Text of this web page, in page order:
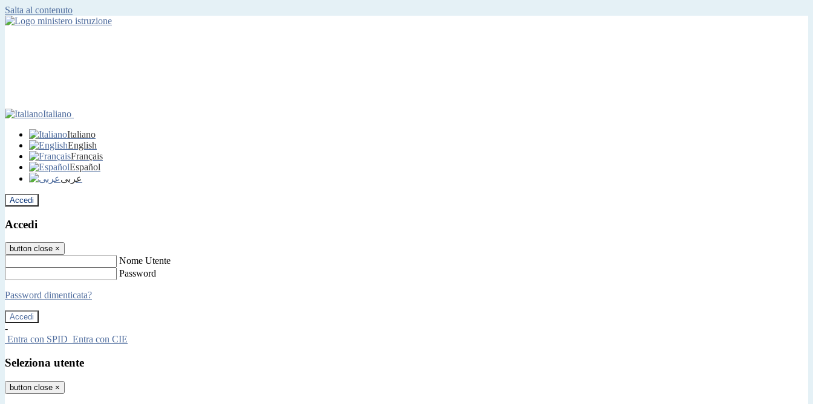
Salta al contenuto
Italiano
Italiano
English
Français
Español
عربى
Accedi
Accedi
button close ×
Nome Utente
Password
Password dimenticata?
-
Entra con SPID Entra con CIE
Seleziona utente
button close ×